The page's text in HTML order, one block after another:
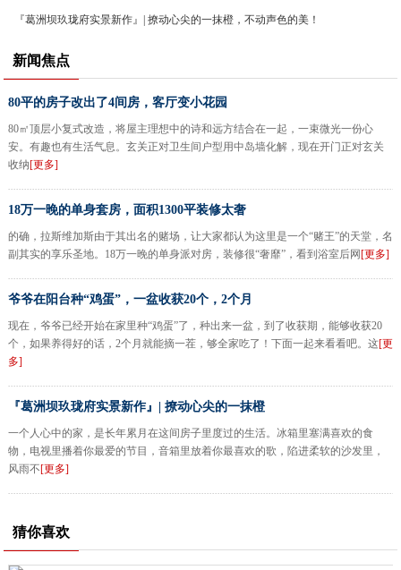
『葛洲坝玖珑府实景新作』| 撩动心尖的一抹橙，不动声色的美！
新闻焦点
80平的房子改出了4间房，客厅变小花园
80㎡顶层小复式改造，将屋主理想中的诗和远方结合在一起，一束微光一份心
安。有趣也有生活气息。玄关正对卫生间户型用中岛墙化解，现在开门正对玄关
收纳[更多]
18万一晚的单身套房，面积1300平装修太奢
的确，拉斯维加斯由于其出名的赌场，让大家都认为这里是一个“赌王”的天堂，名
副其实的享乐圣地。18万一晚的单身派对房，装修很“奢靡”，看到浴室后网 [更多]
爷爷在阳台种“鸡蛋”，一盆收获20个，2个月
现在，爷爷已经开始在家里种“鸡蛋”了，种出来一盆，到了收获期，能够收获20
个，如果养得好的话，2个月就能摘一茬，够全家吃了！下面一起来看看吧。这[更
多]
『葛洲坝玖珑府实景新作』| 撩动心尖的一抹橙
一个人心中的家，是长年累月在这间房子里度过的生活。冰箱里塞满喜欢的食
物，电视里播着你最爱的节目，音箱里放着你最喜欢的歌，陷进柔软的沙发里，
风雨不[更多]
猜你喜欢